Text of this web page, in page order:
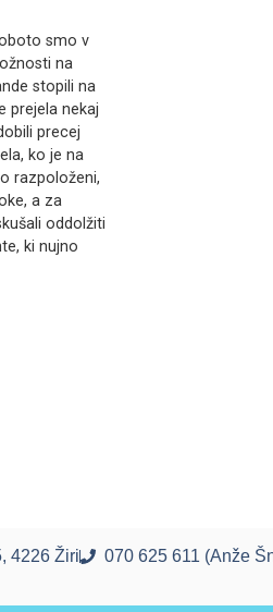
smo v
na
stopili na
prejela nekaj
precej
ko je na
razpoloženi,
a za
oddolžiti
ki nujno
4226 Žiri 070 625 611 (Anže